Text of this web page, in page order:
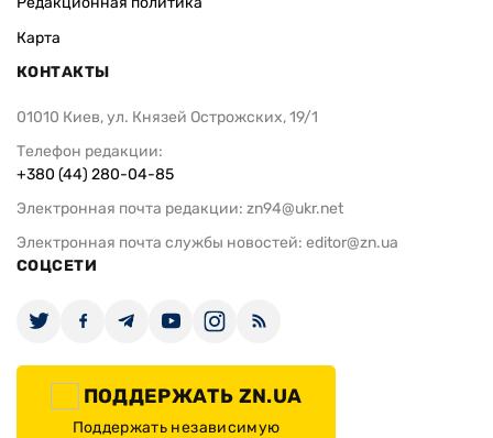
Карта
КОНТАКТЫ
01010 Киев, ул. Князей Острожских, 19/1
Телефон редакции:
+380 (44) 280-04-85
Электронная почта редакции: zn94@ukr.net
Электронная почта службы новостей: editor@zn.ua
СОЦСЕТИ
ПОДДЕРЖАТЬ ZN.UA
Поддержать независимую